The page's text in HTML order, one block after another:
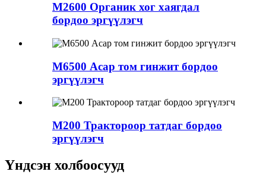
M2600 Органик хог хаягдал
бордоо эргүүлэгч
M6500 Асар том гинжит бордоо
эргүүлэгч
M200 Трактороор татдаг бордоо
эргүүлэгч
Үндсэн холбоосууд